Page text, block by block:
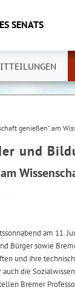
SENATS
genießen“ am
und
am 11.
Bürger sowie
und ihre
die
Bremer